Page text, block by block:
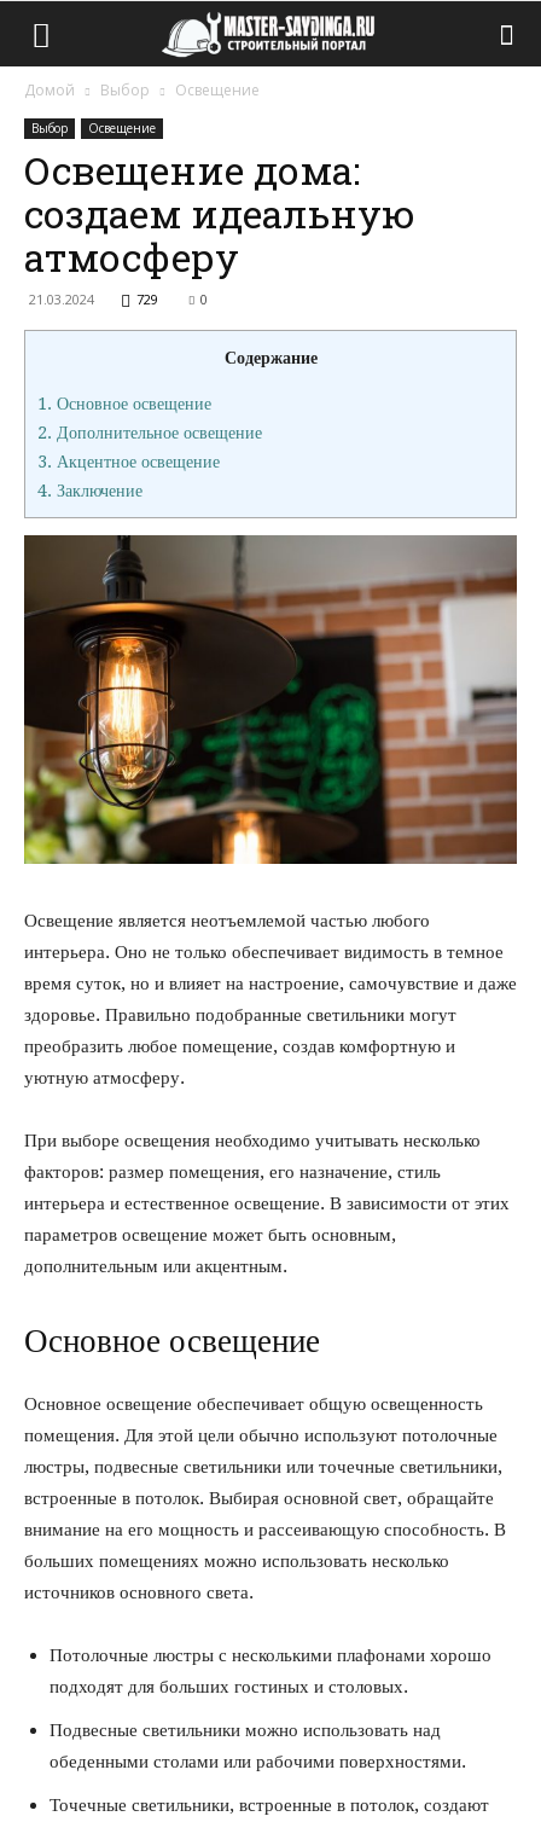
Домой Выбор Освещение
Выбор Освещение
Освещение дома:
создаем идеальную
атмосферу
21.03.2024 729 0
Содержание
1. Основное освещение
2. Дополнительное освещение
3. Акцентное освещение
4. Заключение
Освещение является неотъемлемой частью любого
интерьера. Оно не только обеспечивает видимость в темное
время суток, но и влияет на настроение, самочувствие и даже
здоровье. Правильно подобранные светильники могут
преобразить любое помещение, создав комфортную и
уютную атмосферу.
При выборе освещения необходимо учитывать несколько
факторов: размер помещения, его назначение, стиль
интерьера и естественное освещение. В зависимости от этих
параметров освещение может быть основным,
дополнительным или акцентным.
Основное освещение
Основное освещение обеспечивает общую освещенность
помещения. Для этой цели обычно используют потолочные
люстры, подвесные светильники или точечные светильники,
встроенные в потолок. Выбирая основной свет, обращайте
внимание на его мощность и рассеивающую способность. В
больших помещениях можно использовать несколько
источников основного света.
Потолочные люстры с несколькими плафонами хорошо
подходят для больших гостиных и столовых.
Подвесные светильники можно использовать над
обеденными столами или рабочими поверхностями.
Точечные светильники, встроенные в потолок, создают